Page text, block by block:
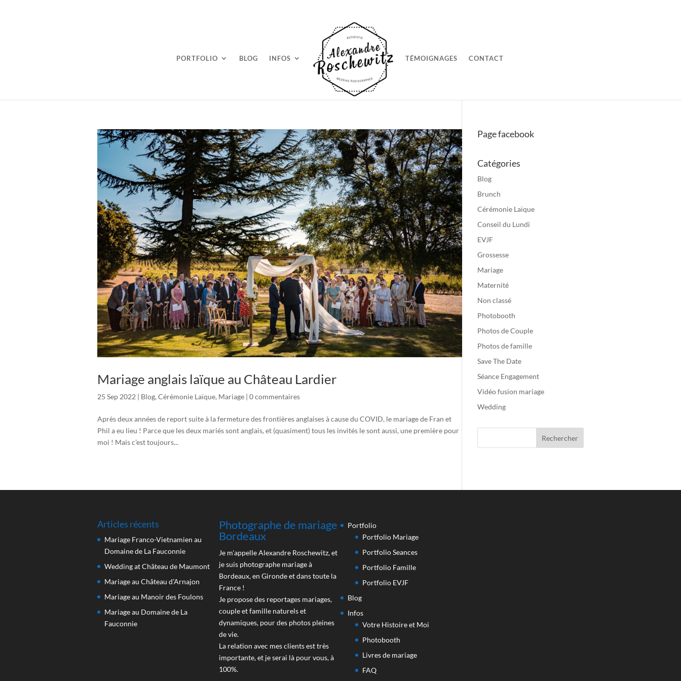
PORTFOLIO BLOG INFOS TÉMOIGNAGES CONTACT
Mariage anglais laïque au Château Lardier
25 Sep 2022 | Blog, Cérémonie Laïque, Mariage | 0 commentaires
Après deux années de report suite à la fermeture des frontières anglaises à cause du COVID, le mariage de Fran et
Phil a eu lieu ! Parce que les deux mariés sont anglais, et (quasiment) tous les invités le sont aussi, une première pour
moi ! Mais c’est toujours...
Page facebook
Catégories
Blog
Brunch
Cérémonie Laïque
Conseil du Lundi
EVJF
Grossesse
Mariage
Maternité
Non classé
Photobooth
Photos de Couple
Photos de famille
Save The Date
Séance Engagement
Vidéo fusion mariage
Wedding
Articles récents
Mariage Franco-Vietnamien au
Domaine de La Fauconnie
Wedding at Château de Maumont
Mariage au Château d’Arnajon
Mariage au Manoir des Foulons
Mariage au Domaine de La
Fauconnie
Photographe de mariage
Bordeaux
Je m'appelle Alexandre Roschewitz, et
je suis photographe mariage à
Bordeaux, en Gironde et dans toute la
France !
Je propose des reportages mariages,
couple et famille naturels et
dynamiques, pour des photos pleines
de vie.
La relation avec mes clients est très
importante, et je serai là pour vous, à
100%.
Portfolio
Portfolio Mariage
Portfolio Seances
Portfolio Famille
Portfolio EVJF
Blog
Infos
Votre Histoire et Moi
Photobooth
Livres de mariage
FAQ